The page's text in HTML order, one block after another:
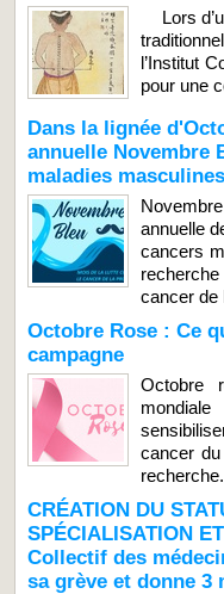
Lors
l’Institut
pour une
Dans la lignée
annuelle Novembre
maladies masculines
annuelle
cancers
cancer de
Octobre Rose : Ce
campagne
Octobre
cancer
CRÉATION DU
SPÉCIALISATION
Collectif des
sa grève et donne 3